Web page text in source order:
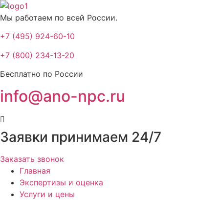
Мы работаем по всей России.
+7 (495) 924-60-10​
+7 (800) 234-13-20​
Бесплатно по России
info@ano-npc.ru
Заявки принимаем 24/7
Заказать звонок
Главная
Экспертизы и оценка
Услуги и цены